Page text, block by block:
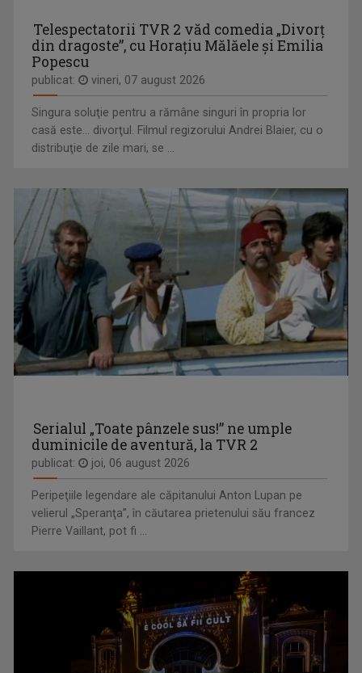
FORŢA IDEILOR
TVR 2 oferă telespectatorilor săi ocazia de a ...
KALIMERA
Emisiunea își propune să găsească și să le ...
ANDREI BĂRBULESCU
Andrei Bărbulescu s-a născut în 30 noiembrie ...
IULIANA MARCIUC
Iuliana Marciuc a apărut pe micile ecrane ...
Telespectatorii TVR 2 văd comedia „Divorţ
din dragoste”, cu Horaţiu Mălăele şi Emilia
Popescu
publicat: vineri, 07 august 2026
Singura soluţie pentru a rămâne singuri în propria lor
casă este... divorţul. Filmul regizorului Andrei Blaier, cu o
distribuţie de zile mari, se ...
Serialul „Toate pânzele sus!” ne umple
duminicile de aventură, la TVR 2
publicat: joi, 06 august 2026
Peripeţiile legendare ale căpitanului Anton Lupan pe
velierul „Speranţa”, în căutarea prietenului său francez
Pierre Vaillant, pot fi ...